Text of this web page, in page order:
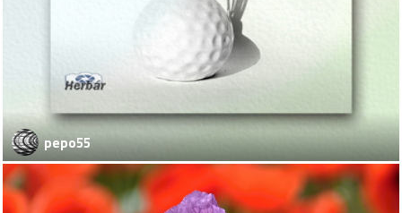
pepo55